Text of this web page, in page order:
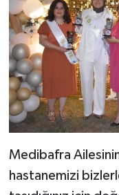
Medibafra
hastanemizi